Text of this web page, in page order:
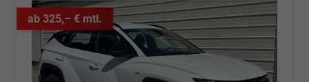
ab 325,– € mtl.